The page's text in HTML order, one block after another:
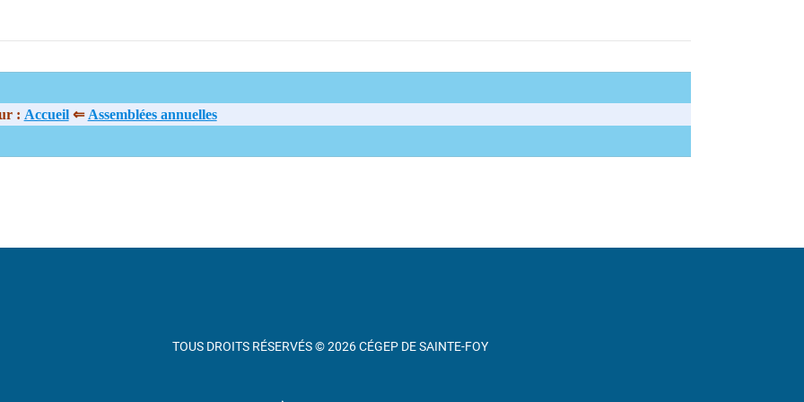
: Accueil⇐ Assemblées annuelles
TOUS DROITS RÉSERVÉS © 2026 CÉGEP DE SAINTE-FOY